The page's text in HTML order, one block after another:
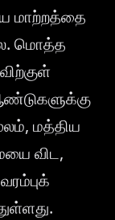
மாற்றத்தை
மொத்த
மத்திய
விட,